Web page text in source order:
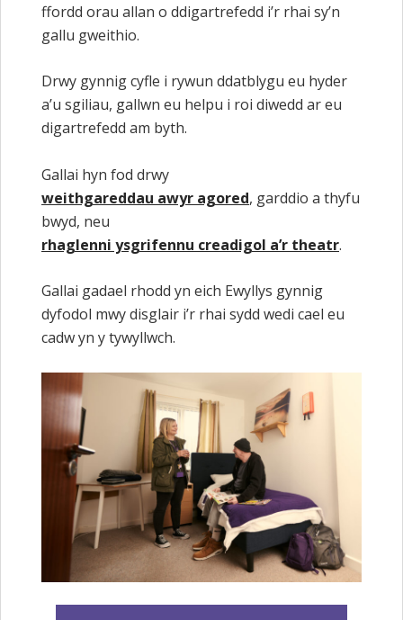
ffordd orau allan o ddigartrefedd i’r rhai sy’n
gallu gweithio.
Drwy gynnig cyfle i rywun ddatblygu eu hyder
a’u sgiliau, gallwn eu helpu i roi diwedd ar eu
digartrefedd am byth.
Gallai hyn fod drwy
weithgareddau awyr agored, garddio a thyfu
bwyd, neu
rhaglenni ysgrifennu creadigol a’r theatr.
Gallai gadael rhodd yn eich Ewyllys gynnig
dyfodol mwy disglair i’r rhai sydd wedi cael eu
cadw yn y tywyllwch.